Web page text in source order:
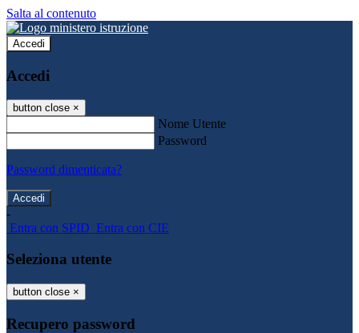
Salta al contenuto
Accedi
Accedi
button close ×
Nome Utente
Password
Password dimenticata?
-
Entra con SPID Entra con CIE
Seleziona utente
button close ×
Recupero password